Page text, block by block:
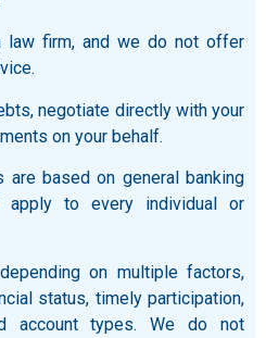
law firm, and we do not offer
negotiate directly with your
on your behalf.
are based on general banking
apply to every individual or
on multiple factors,
status, timely participation,
account types. We do not